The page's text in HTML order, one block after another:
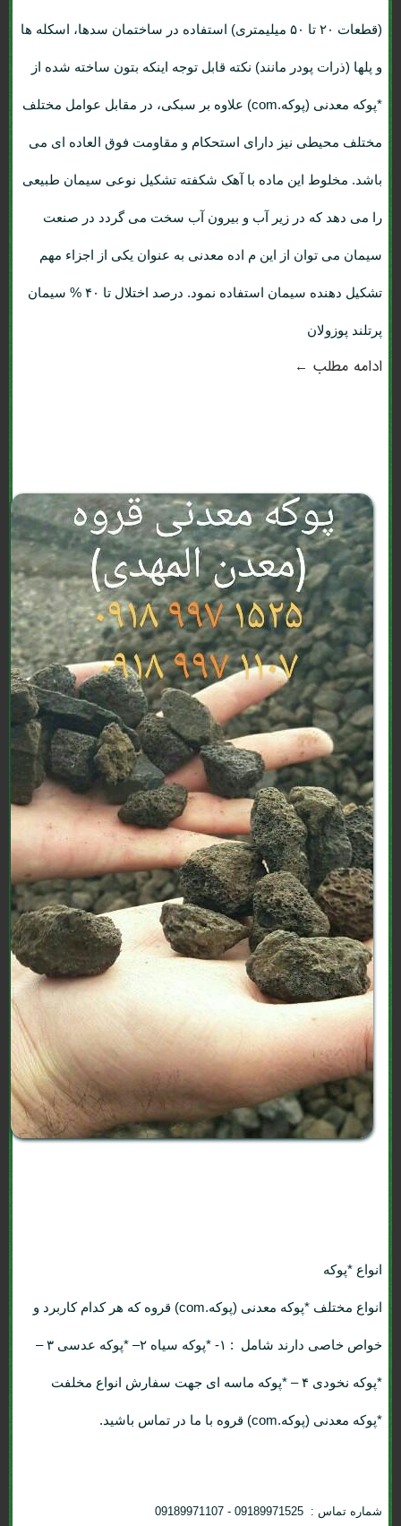
(قطعات ۲۰ تا ۵۰ میلیمتری) استفاده در ساختمان سدها، اسکله ها
و پلها (ذرات پودر مانند) نکته قابل توجه اینکه بتون ساخته شده از
*پوکه معدنی (پوکه.com) علاوه بر سبکی، در مقابل عوامل مختلف
مختلف محیطی نیز دارای استحکام و مقاومت فوق العاده ای می
باشد. مخلوط این ماده با آهک شکفته تشکیل نوعی سیمان طبیعی
را می دهد که در زیر آب و بیرون آب سخت می گردد در صنعت
سیمان می توان از این م اده معدنی به عنوان یکی از اجزاء مهم
تشکیل دهنده سیمان استفاده نمود. درصد اختلال تا ۴۰ % سیمان
پرتلند پوزولان
ادامه مطلب ←
انواع *پوکه
انواع مختلف *پوکه معدنی (پوکه.com) قروه که هر کدام کاربرد و
خواص خاصی دارند شامل : ۱- *پوکه سیاه ۲– *پوکه عدسی ۳ –
*پوکه نخودی ۴ – *پوکه ماسه ای جهت سفارش انواع مخلفت
*پوکه معدنی (پوکه.com) قروه با ما در تماس باشید.
شماره تماس : 09189971525 - 09189971107